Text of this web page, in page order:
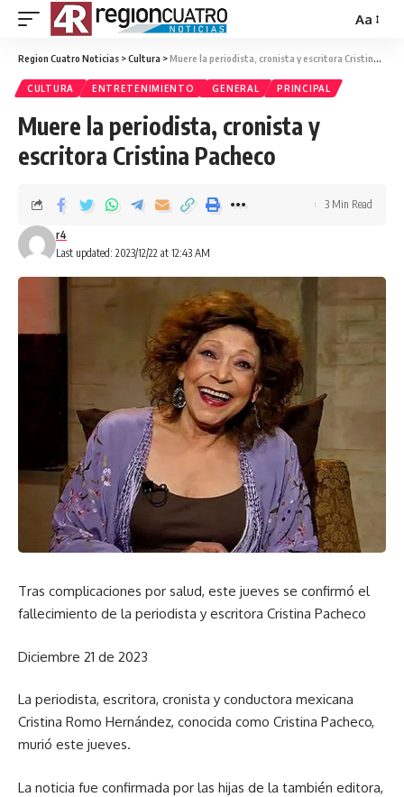
Aa
Region Cuatro Noticias >Cultura >Muere la periodista, cronista y escritora Cristina Pacheco
CULTURA ENTRETENIMIENTO GENERAL PRINCIPAL
Muere la periodista, cronista y
escritora Cristina Pacheco
Last updated: 2023/12/22 at 12:43 AM
r4
3 Min Read
Tras complicaciones por salud, este jueves se confirmó el
fallecimiento de la periodista y escritora Cristina Pacheco
Diciembre 21 de 2023
La periodista, escritora, cronista y conductora mexicana
Cristina Romo Hernández, conocida como Cristina Pacheco,
murió este jueves.
La noticia fue confirmada por las hijas de la también editora,